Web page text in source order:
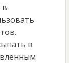
в
в